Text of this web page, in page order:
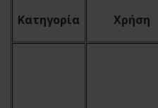
Κατηγορία Χρήση